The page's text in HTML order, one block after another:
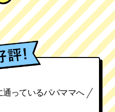
っているパパママへ